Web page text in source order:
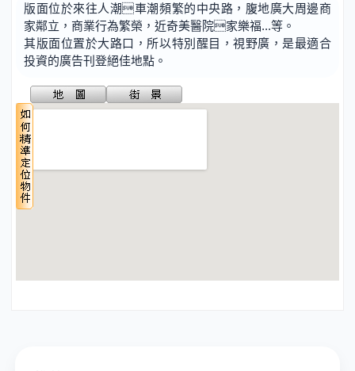
版面位於來往人潮車潮頻繁的中央路，腹地廣大周邊商
家鄰立，商業行為繁榮，近奇美醫院家樂福...等。
其版面位置於大路口，所以特別醒目，視野廣，是最適合
投資的廣告刊登絕佳地點。